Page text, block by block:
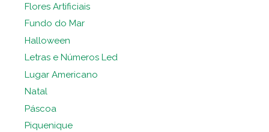
Flores Artificiais
Fundo do Mar
Halloween
Letras e Números Led
Lugar Americano
Natal
Páscoa
Piquenique